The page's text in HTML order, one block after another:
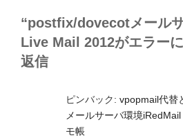
“postfix/dovecotメール
Live Mail 2012がエラー
返信
ピンバック: vpopmail代替
メールサーバ環境
モ帳